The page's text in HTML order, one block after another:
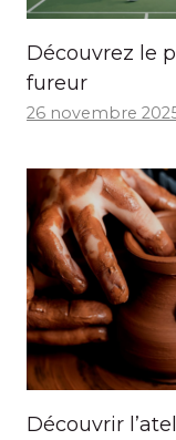
Découvrez le
fureur
26 novembre
Découvrir